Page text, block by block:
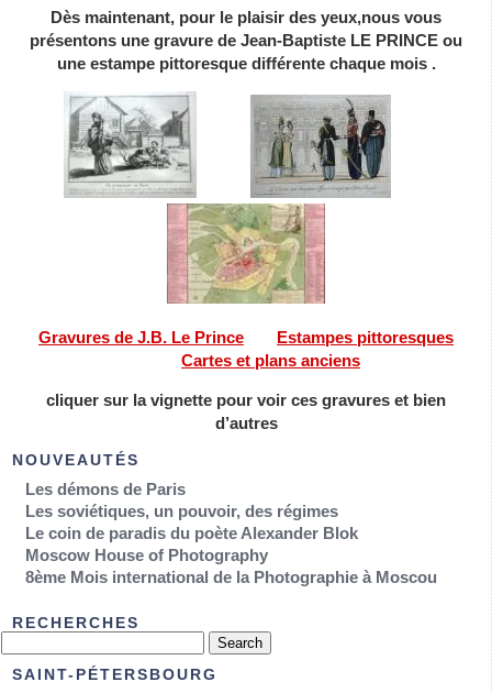
Dès maintenant, pour le plaisir des yeux,nous vous
présentons une gravure de Jean-Baptiste LE PRINCE ou
une estampe pittoresquedifférentechaque mois .
Gravures de J.B. Le Prince
Estampes pittoresques
Cartes et plans anciens
cliquer sur la vignette pour voir ces gravures et bien
d’autres
NOUVEAUTÉS
Les démons de Paris
Les soviétiques, un pouvoir, des régimes
Le coin de paradis du poète Alexander Blok
Moscow House of Photography
8ème Mois international de la Photographie à Moscou
RECHERCHES
SAINT-PÉTERSBOURG